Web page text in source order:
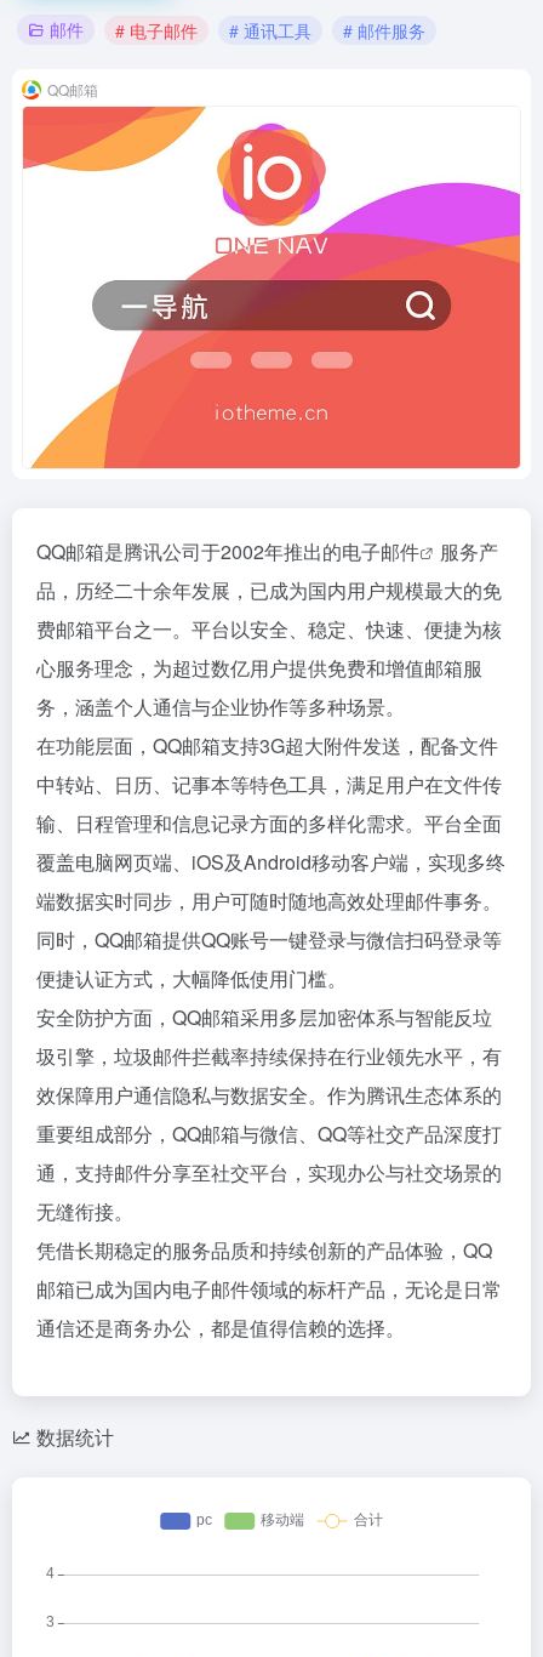
邮件 # 电子邮件 # 通讯工具 # 邮件服务
QQ邮箱
QQ邮箱是腾讯公司于2002年推出的电子邮件
服务产
品，历经二十余年发展，已成为国内用户规模最大的免
费邮箱平台之一。平台以安全、稳定、快速、便捷为核
心服务理念，为超过数亿用户提供免费和增值邮箱服
务，涵盖个人通信与企业协作等多种场景。
在功能层面，QQ邮箱支持3G超大附件发送，配备文件
中转站、日历、记事本等特色工具，满足用户在文件传
输、日程管理和信息记录方面的多样化需求。平台全面
覆盖电脑网页端、iOS及Android移动客户端，实现多终
端数据实时同步，用户可随时随地高效处理邮件事务。
同时，QQ邮箱提供QQ账号一键登录与微信扫码登录等
便捷认证方式，大幅降低使用门槛。
安全防护方面，QQ邮箱采用多层加密体系与智能反垃
圾引擎，垃圾邮件拦截率持续保持在行业领先水平，有
效保障用户通信隐私与数据安全。作为腾讯生态体系的
重要组成部分，QQ邮箱与微信、QQ等社交产品深度打
通，支持邮件分享至社交平台，实现办公与社交场景的
无缝衔接。
凭借长期稳定的服务品质和持续创新的产品体验，QQ
邮箱已成为国内电子邮件领域的标杆产品，无论是日常
通信还是商务办公，都是值得信赖的选择。
数据统计